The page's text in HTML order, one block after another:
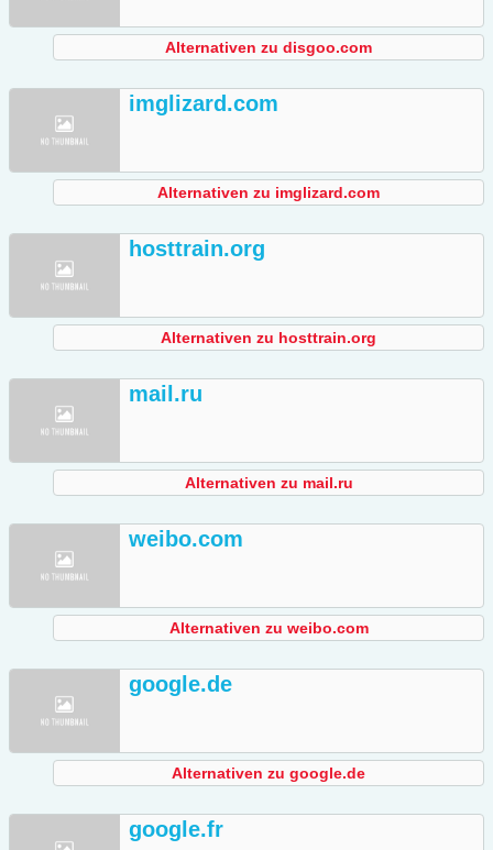
Alternativen zu disgoo.com
imglizard.com
Alternativen zu imglizard.com
hosttrain.org
Alternativen zu hosttrain.org
mail.ru
Alternativen zu mail.ru
weibo.com
Alternativen zu weibo.com
google.de
Alternativen zu google.de
google.fr